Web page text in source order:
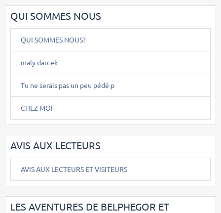
QUI SOMMES NOUS
QUI SOMMES NOUS?
maly darcek
Tu ne serais pas un peu pédé p
CHEZ MOI
AVIS AUX LECTEURS
AVIS AUX LECTEURS ET VISITEURS
LES AVENTURES DE BELPHEGOR ET